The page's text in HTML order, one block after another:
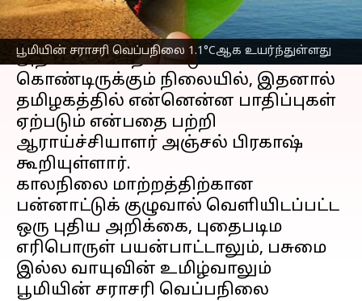
பூமியின் சராசரி வெப்பநிலை 1.1°Cஆக உயர்ந்துள்ளது
செய்தி முன்னோட்டம்
காலநிலைமாற்றத்தால் பூமி
அதிகமாக பாதிப்பட்டு
கொண்டிருக்கும் நிலையில், இதனால்
தமிழகத்தில் என்னென்ன பாதிப்புகள்
ஏற்படும் என்பதை பற்றி
ஆராய்ச்சியாளர் அஞ்சல் பிரகாஷ்
கூறியுள்ளார்.
காலநிலை மாற்றத்திற்கான
பன்னாட்டுக் குழுவால் வெளியிடப்பட்ட
ஒரு புதிய அறிக்கை, புதைபடிம
எரிபொருள் பயன்பாட்டாலும், பசுமை
இல்ல வாயுவின் உமிழ்வாலும்
பூமியின் சராசரி வெப்பநிலை